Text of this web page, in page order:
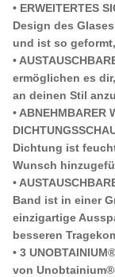
• ERWEITERTES
Design des
und ist so
•
ermöglichen es
an deinen Stil
• ABNEHMBARER
Dichtung ist
Wunsch
•
Band ist in einer
einzigartige
besseren
• 3
von